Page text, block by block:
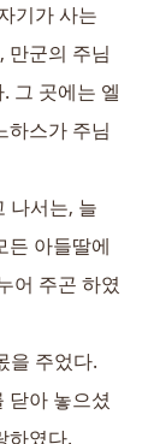
기가 사는
만군의 주님
그 곳에는 엘
하스가 주님
나서는, 늘
든 아들딸에
어 주곤 하였
을 주었다.
닫아 놓으셨
하였다.